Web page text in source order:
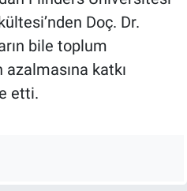
Doç. Dr.
bile toplum
azalmasına katkı
etti.